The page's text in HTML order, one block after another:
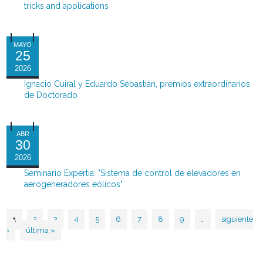
tricks and applications
MAYO
25
2026
Ignacio Cuiral y Eduardo Sebastián, premios extraordinarios
de Doctorado
ABR
30
2026
Seminario Expertia: "Sistema de control de elevadores en
aerogeneradores eólicos"
Páginas
1 2 3 4 5 6 7 8 9 …
siguiente
›
última »